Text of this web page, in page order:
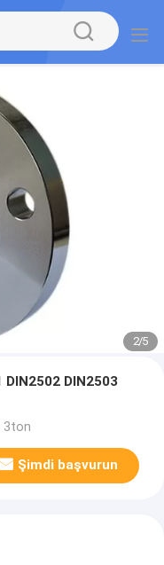
2/5
DIN2502 DIN2503
3ton
Şimdi başvurun